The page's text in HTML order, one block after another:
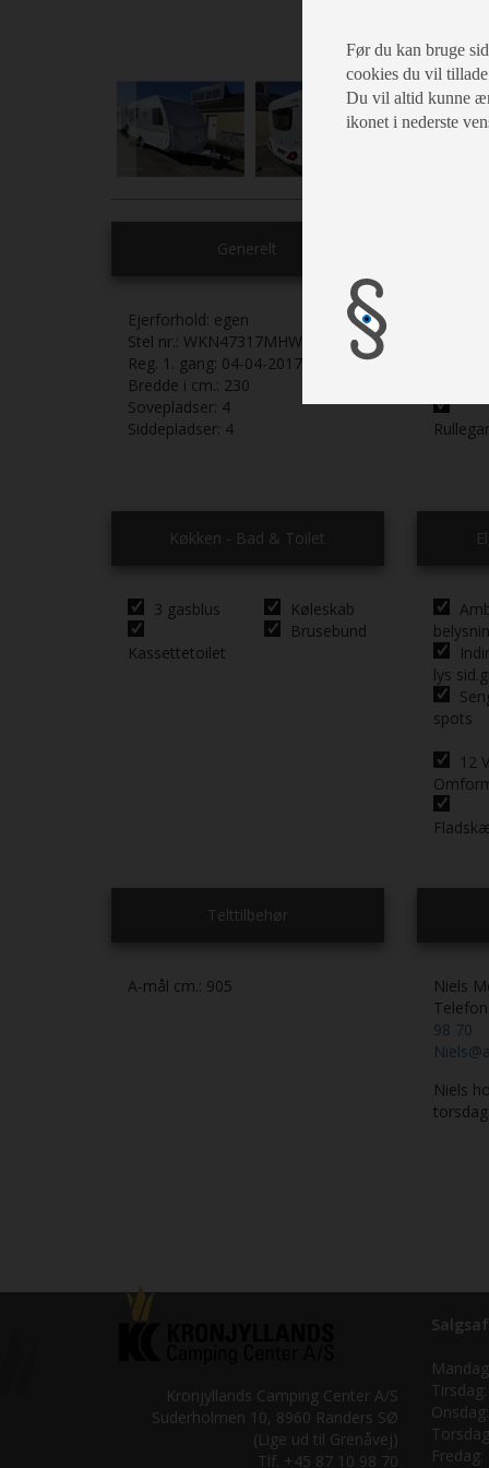
Generelt
Ejerforhold: egen
Stel nr.: WKN47317MHW015030
Reg. 1. gang: 04-04-2017
Bredde i cm.: 230
Sovepladser: 4
Siddepladser: 4
Køkken - Bad & Toilet
3 gasblus Køleskab
Kassettetoilet
Brusebund
lys
spots
12
Telttilbehør
A-mål cm.: 905
Niels
Telefon
98 70
Niels
Kronjyllands Camping Center A/S
Suderholmen 10, 8960 Randers SØ
(Lige ud til Grenåvej)
Tlf. +45 87 10 98 70
Mandag:
Tirsdag:
Onsdag:
Torsdag:
Fredag:
Før du kan bruge
cookies du vil
Du vil altid kunne
ikonet i nederste